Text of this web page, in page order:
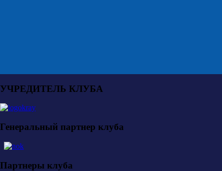
УЧРЕДИТЕЛЬ КЛУБА
Генеральный партнер клуба
Партнеры клуба